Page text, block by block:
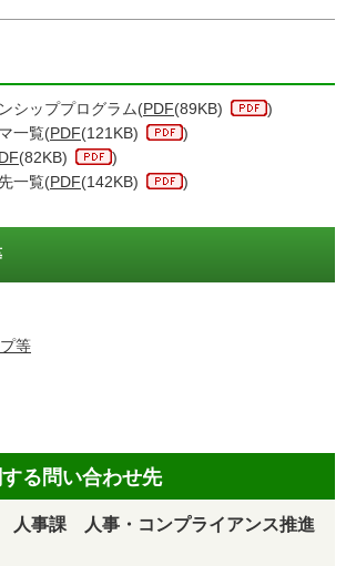
シッププログラム(PDF(89KB)
)
一覧(PDF(121KB)
)
(82KB)
)
一覧(PDF(142KB) )
等
る問い合わせ先
事課 人事・コンプライアンス推進